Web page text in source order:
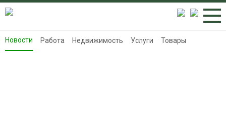
Новости
Новости Работа Недвижимость Услуги Товары